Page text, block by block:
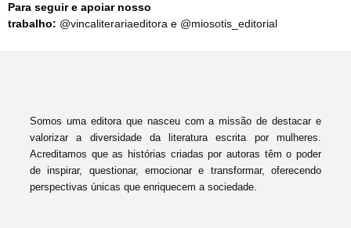
Para seguir e apoiar nosso
trabalho: @vincaliterariaeditora e @miosotis_editorial
Somos uma editora que nasceu com a missão de destacar e
valorizar a diversidade da literatura escrita por mulheres.
Acreditamos que as histórias criadas por autoras têm o poder
de inspirar, questionar, emocionar e transformar, oferecendo
perspectivas únicas que enriquecem a sociedade.